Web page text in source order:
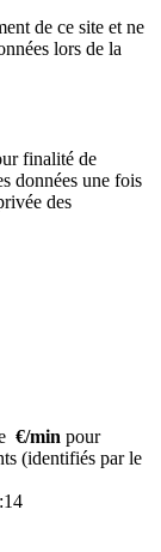
de ce site et ne
lors de la
finalité de
données une fois
des
€/min pour
(identifiés par le